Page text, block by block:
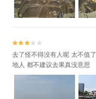


去了怪不得没有人呢 太不值
地人 都不建议去果真没意思